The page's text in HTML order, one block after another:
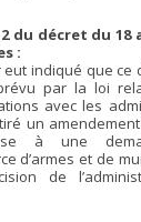
du décret du 18
:
indiqué que ce
par la loi
avec les
un
à une
d’armes et de
de